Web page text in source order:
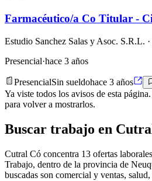
Farmacéutico/a Co Titular -
Estudio Sanchez Salas y Asoc. S.R.L.
Presencial·hace 3 años
PresencialSin sueldohace 3 años
Ya viste todos los avisos de esta
para volver a mostrarlos.
Buscar trabajo en
Cutral Có concentra 13 ofertas
Trabajo, dentro de la provincia de
buscadas son comercial y ventas,